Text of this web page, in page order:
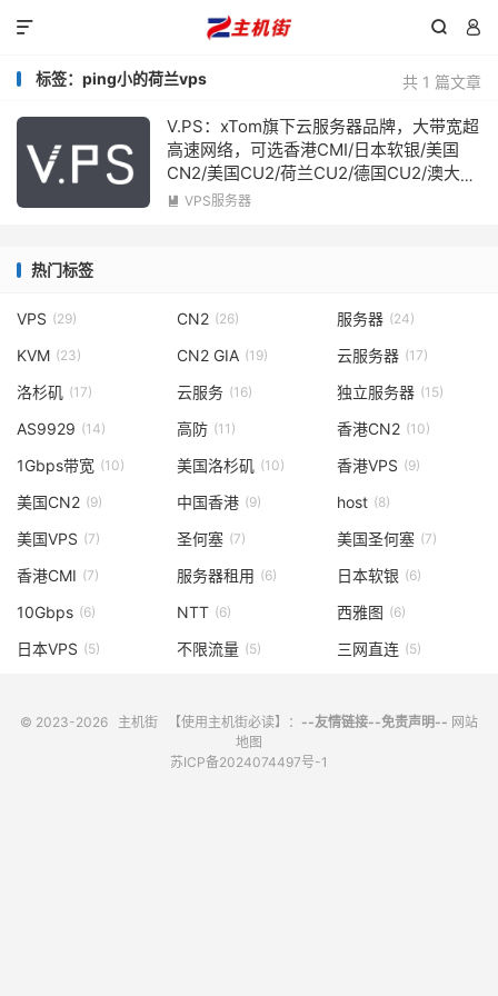
 

共 1 篇文章
标签：ping小的荷兰vps
V.PS：xTom旗下云服务器品牌，大带宽超
高速网络，可选香港CMI/日本软银/美国
CN2/美国CU2/荷兰CU2/德国CU2/澳大利
亚CU2，月付€6.95起
 VPS服务器
热门标签
VPS (29) CN2 (26) 服务器 (24)
KVM (23) CN2 GIA (19) 云服务器 (17)
洛杉矶 (17) 云服务 (16) 独立服务器 (15)
AS9929 (14) 高防 (11) 香港CN2 (10)
1Gbps带宽 (10) 美国洛杉矶 (10) 香港VPS (9)
美国CN2 (9) 中国香港 (9) host (8)
美国VPS (7) 圣何塞 (7) 美国圣何塞 (7)
香港CMI (7) 服务器租用 (6) 日本软银 (6)
10Gbps (6) NTT (6) 西雅图 (6)
日本VPS (5) 不限流量 (5) 三网直连 (5)
© 2023-2026 主机街 【使用主机街必读】： --友情链接--免责声明-- 网站
地图
苏ICP备2024074497号-1